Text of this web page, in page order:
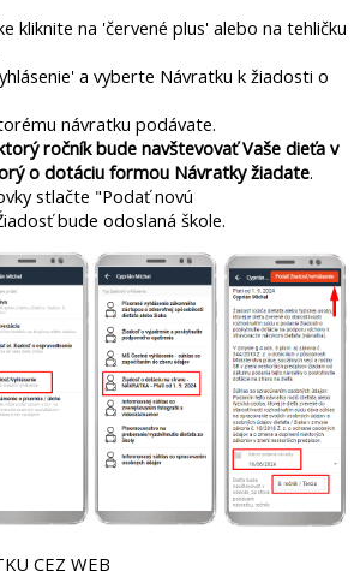
kliknite na 'červené plus' alebo na tehličku
a vyberte Návratku k žiadosti o
návratku podávate.
ročník bude navštevovať Vaše dieťa v
o dotáciu formou Návratky žiadate.
stlačte "Podať novú
bude odoslaná škole.
CEZ WEB